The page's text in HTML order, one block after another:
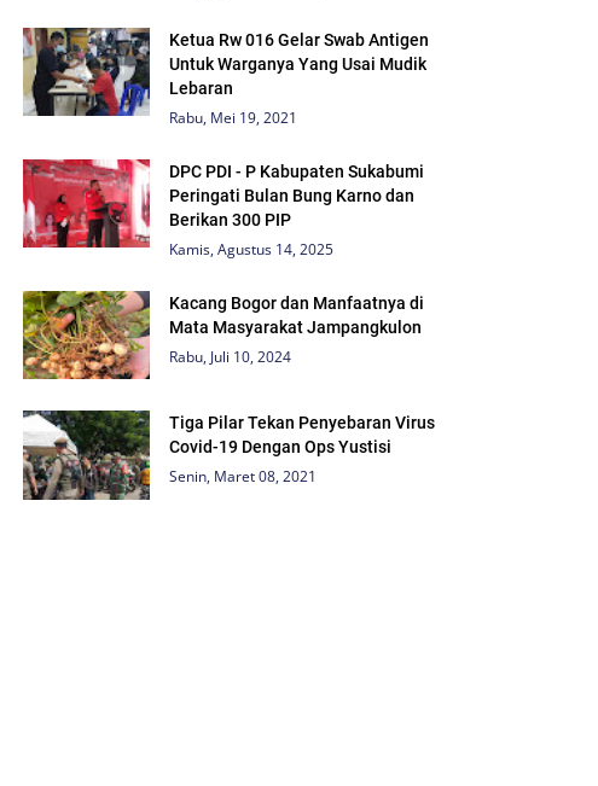
Ketua Rw 016 Gelar Swab Antigen
Untuk Warganya Yang Usai Mudik
Lebaran
Rabu, Mei 19, 2021
DPC PDI - P Kabupaten Sukabumi
Peringati Bulan Bung Karno dan
Berikan 300 PIP
Kamis, Agustus 14, 2025
Kacang Bogor dan Manfaatnya di
Mata Masyarakat Jampangkulon
Rabu, Juli 10, 2024
Tiga Pilar Tekan Penyebaran Virus
Covid-19 Dengan Ops Yustisi
Senin, Maret 08, 2021